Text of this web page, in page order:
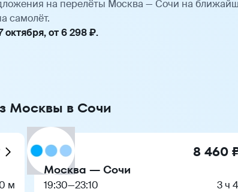
на перелёты Москва — Сочи на
самолёт.
от 6 298 ₽.
Москвы в Сочи
м
8 460
Москва — Сочи
19:30—23:10 3 ч